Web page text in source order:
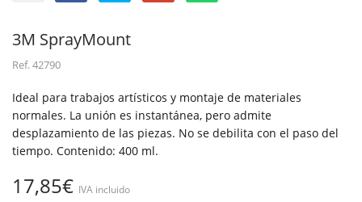
3M SprayMount
Ref.42790
Ideal para trabajos artísticos y montaje de materiales
normales. La unión es instantánea, pero admite
desplazamiento de las piezas. No se debilita con el paso del
tiempo. Contenido: 400 ml.
17,85€ IVA incluido